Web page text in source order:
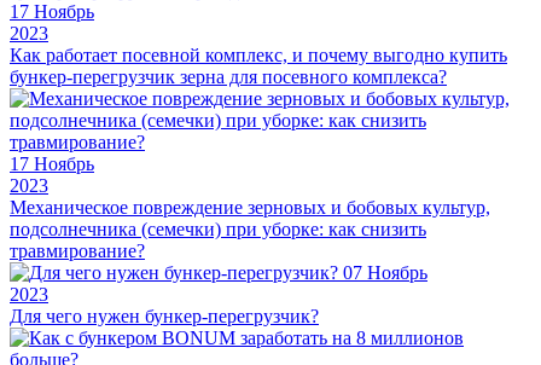
17 Ноябрь
2023
Как работает посевной комплекс, и почему выгодно купить
бункер-перегрузчик зерна для посевного комплекса?
17 Ноябрь
2023
Механическое повреждение зерновых и бобовых культур,
подсолнечника (семечки) при уборке: как снизить
травмирование?
07 Ноябрь
2023
Для чего нужен бункер-перегрузчик?